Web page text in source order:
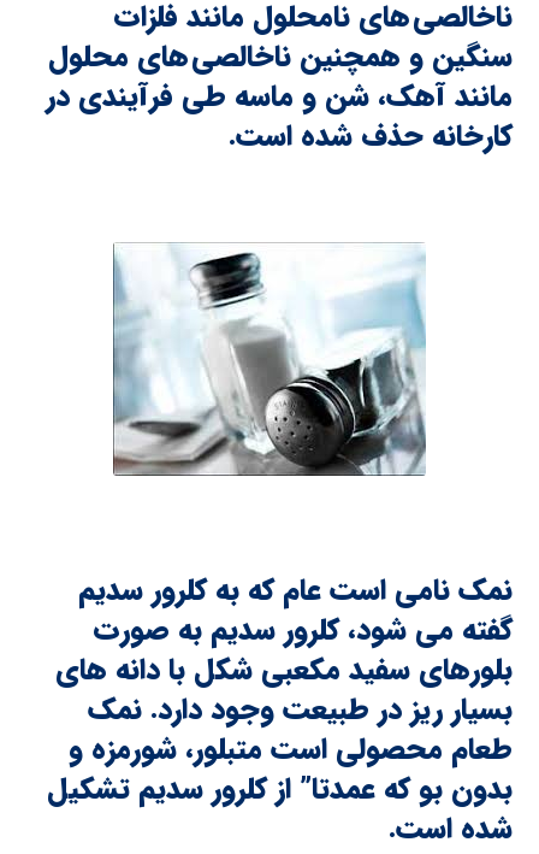
ناخالصی های نامحلول مانند فلزات
سنگین و همچنین ناخالصی های محلول
مانند آهک، شن و ماسه طی فرآیندی در
کارخانه حذف شده است.
نمک نامی است عام که به کلرور سدیم
گفته می شود، کلرور سدیم به صورت
بلورهای سفید مکعبی شکل با دانه های
بسیار ریز در طبیعت وجود دارد. نمک
طعام محصولی است متبلور، شورمزه و
بدون بو که عمدتا” از کلرور سدیم تشکیل
شده است.